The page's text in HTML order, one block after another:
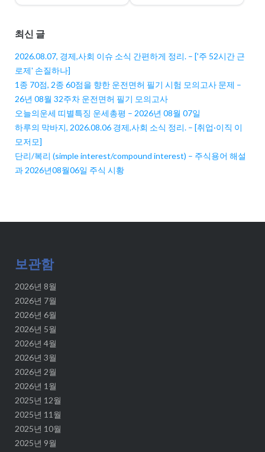
최신 글
2026.08.07, 경제,사회 이슈 소식 간편하게 정리. – ['주 52시간 근
로제' 손질하나]
1종 70점, 2종 60점을 향한 운전면허 필기 시험 모의고사 문제 –
26년 08월 32주차 운전면허 필기 모의고사
오늘의운세 띠별특징 운세총평 – 2026년 08월 07일
하루의 막바지, 2026.08.06 경제,사회 소식 정리. – [취업·이직 이
모저모]
단리/복리 (simple interest/compound interest) – 주식용어 해설
과 2026년08월06일 주식 시황
보관함
2026년 8월
2026년 7월
2026년 6월
2026년 5월
2026년 4월
2026년 3월
2026년 2월
2026년 1월
2025년 12월
2025년 11월
2025년 10월
2025년 9월